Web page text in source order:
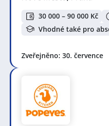
30 000 – 90 000 Kč
Vhodné také pro
Zveřejněno: 30. července